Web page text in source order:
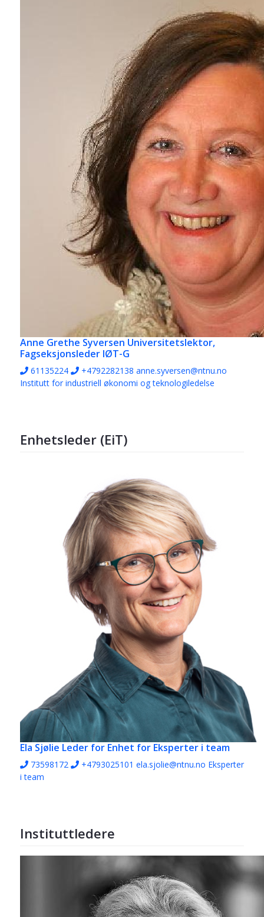
Anne Grethe Syversen Universitetslektor,
Fagseksjonsleder IØT-G
61135224 +4792282138 anne.syversen@ntnu.no
Institutt for industriell økonomi og teknologiledelse
Enhetsleder (EiT)
Ela Sjølie Leder for Enhet for Eksperter i team
73598172 +4793025101 ela.sjolie@ntnu.no Eksperter
i team
Instituttledere